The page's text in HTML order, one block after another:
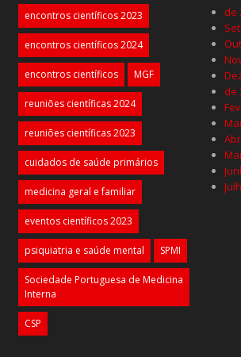
encontros científicos 2023
encontros científicos 2024
encontros científicos MGF
reuniões científicas 2024
reuniões científicas 2023
cuidados de saúde primários
medicina geral e familiar
eventos científicos 2023
psiquiatria e saúde mental SPMI
Sociedade Portuguesa de Medicina
Interna
CSP
de
de